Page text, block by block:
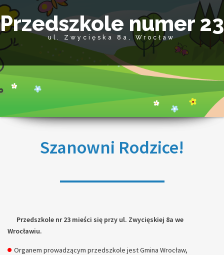
Przedszkole numer 23
ul. Zwycięska 8a, Wrocław
Szanowni Rodzice!
Przedszkole nr 23 mieści się przy ul. Zwycięskiej 8a we
Wrocławiu.
Organem prowadzącym przedszkole jest Gmina Wrocław,